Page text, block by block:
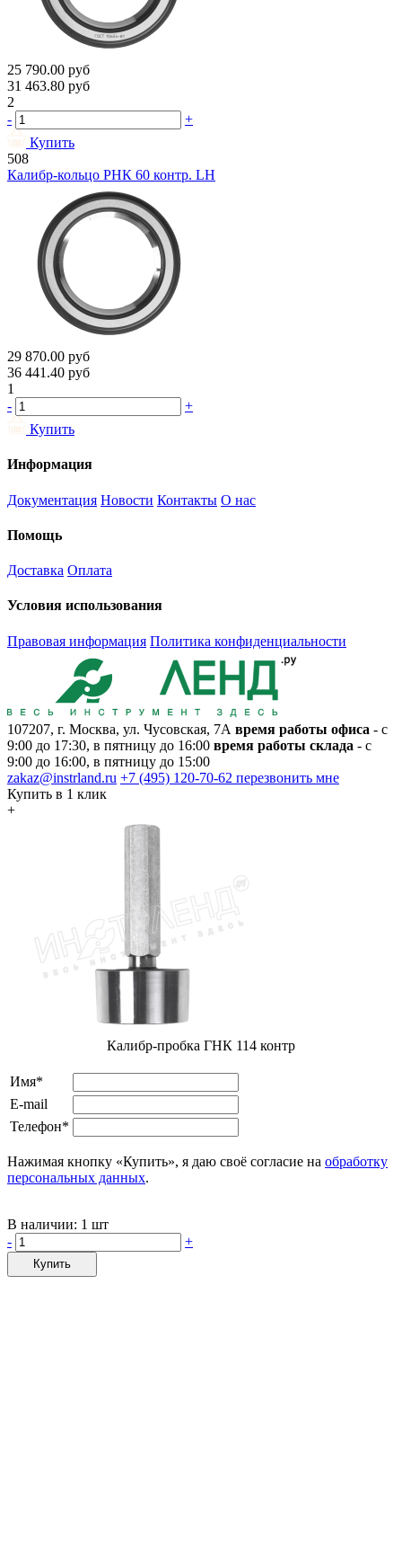
25 790.00 руб
31 463.80 руб
2
-
+
Купить
508
Калибр-кольцо РНК 60 контр. LH
29 870.00 руб
36 441.40 руб
1
-
+
Купить
Информация
Документация Новости Контакты О нас
Помощь
Доставка Оплата
Условия использования
Правовая информация Политика конфиденциальности
107207, г. Москва, ул. Чусовская, 7А время работы офиса - с
9:00 до 17:30, в пятницу до 16:00 время работы склада - с
9:00 до 16:00, в пятницу до 15:00
zakaz@instrland.ru +7 (495) 120-70-62 перезвонить мне
Купить в 1 клик
+
Калибр-пробка ГНК 114 контр
Имя*
E-mail
Телефон*
Нажимая кнопку «Купить», я даю своё согласие на обработку
персональных данных.
В наличии: 1 шт
-
+
Купить